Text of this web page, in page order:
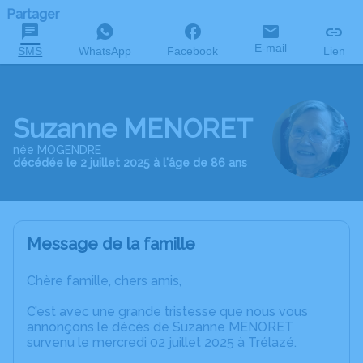
Partager
SMS WhatsApp Facebook E-mail Lien
Suzanne MENORET
née MOGENDRE
décédée le 2 juillet 2025 à l'âge de 86 ans
Message de la famille
Chère famille, chers amis,
C’est avec une grande tristesse que nous vous
annonçons le décès de Suzanne MENORET
survenu le mercredi 02 juillet 2025 à Trélazé.